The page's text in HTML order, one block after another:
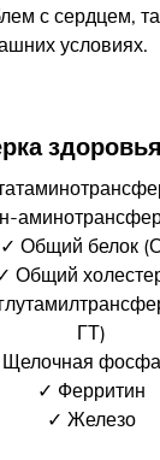
с сердцем,
условиях.
✓ Общий белок
Общий
ГТ)
✓ Ферритин
✓ Железо